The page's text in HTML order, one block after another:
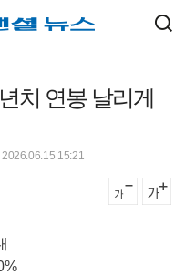
치 연봉 날리게
2026.06.15 15:21